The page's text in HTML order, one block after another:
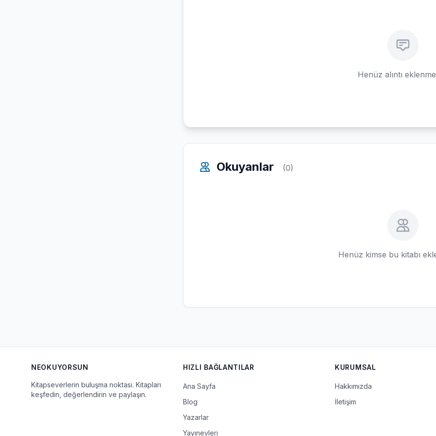
Henüz alıntı
Okuyanlar (0)
Henüz kimse bu kitabı
NEOKUYORSUN
Kitapseverlerin buluşma noktası. Kitapları
keşfedin, değerlendirin ve paylaşın.
HIZLI BAĞLANTILAR
Ana Sayfa
Blog
Yazarlar
Yayınevleri
KURUMSAL
Hakkımızda
İletişim